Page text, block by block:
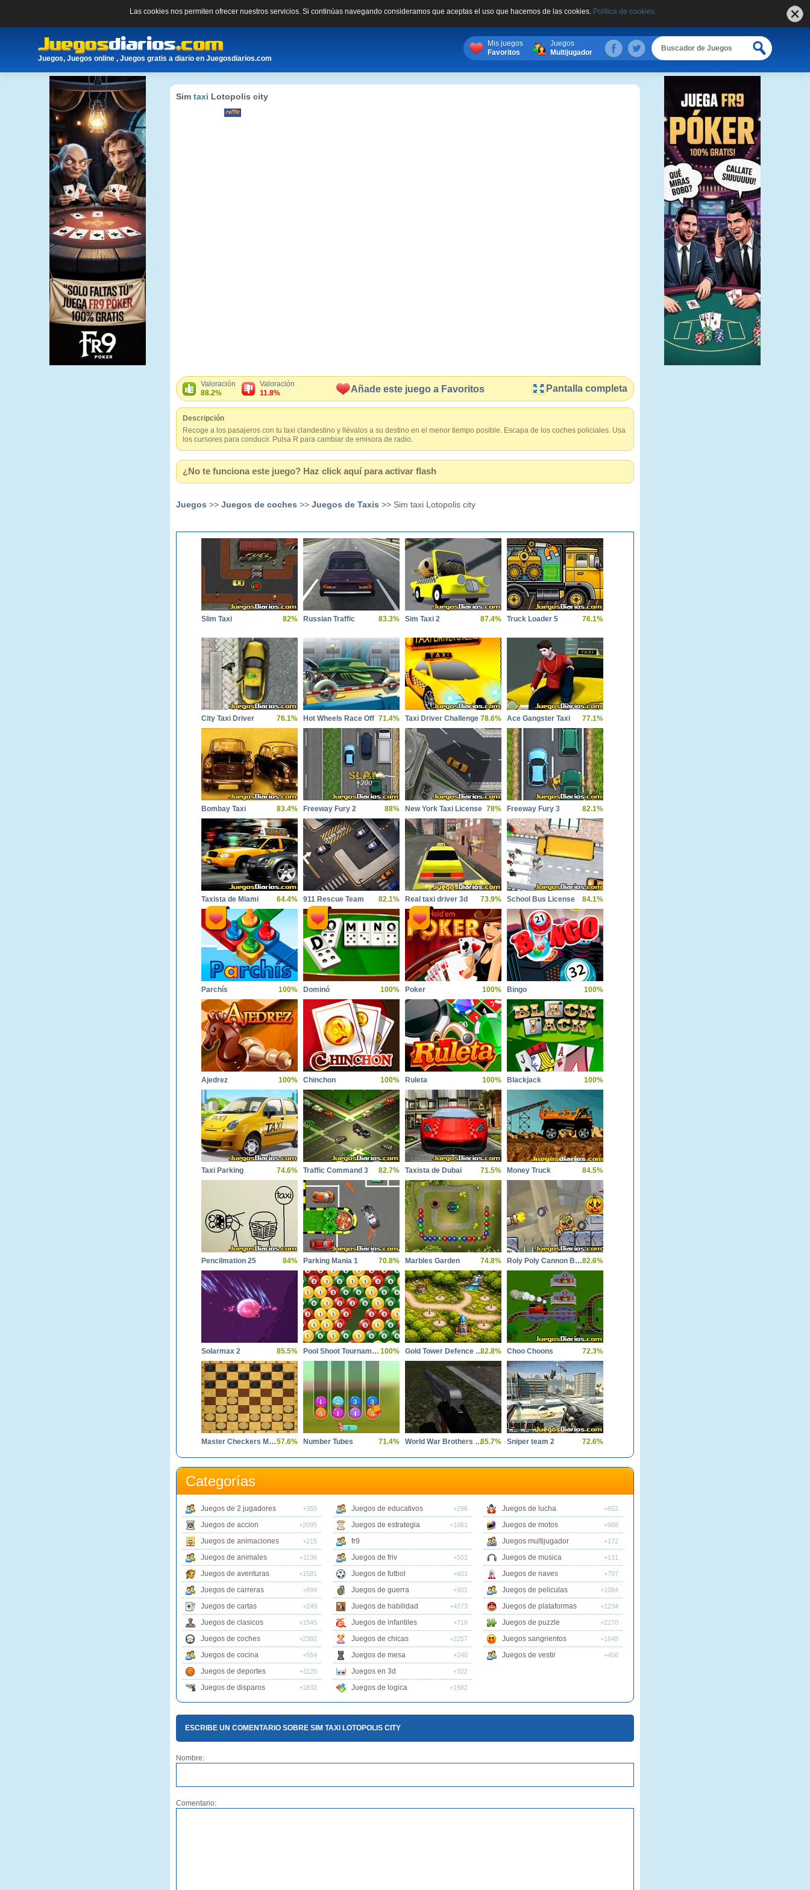
Las cookies nos permiten ofrecer nuestros servicios. Si continúas navegando consideramos que aceptas el uso que hacemos de las cookies. Política de cookies.
Juegos, Juegos online , Juegos gratis a diario en Juegosdiarios.com
Mis juegos
Favoritos
Juegos
Multijugador
Sim taxi Lotopolis city
Valoración
88.2%
Valoración
11.8%
Añade este juego a Favoritos Pantalla completa
Descripción
Recoge a los pasajeros con tu taxi clandestino y llévalos a su destino en el menor tiempo posible. Escapa de los coches policiales. Usa
los cursores para conducir. Pulsa R para cambiar de emisora de radio.
¿No te funciona este juego? Haz click aquí para activar flash
Juegos >> Juegos de coches >> Juegos de Taxis >> Sim taxi Lotopolis city
Slim Taxi 82% Russian Traffic 83.3% Sim Taxi 2 87.4% Truck Loader 5 76.1%
City Taxi Driver 76.1% Hot Wheels Race Off 71.4% Taxi Driver Challenge 78.6% Ace Gangster Taxi 77.1%
Bombay Taxi 83.4% Freeway Fury 2 88% New York Taxi License 78% Freeway Fury 3 82.1%
Taxista de Miami 64.4% 911 Rescue Team 82.1% Real taxi driver 3d 73.9% School Bus License 84.1%
Parchís 100% Dominó 100% Poker 100% Bingo 100%
Ajedrez 100% Chinchon 100% Ruleta 100% Blackjack 100%
Taxi Parking 74.6% Traffic Command 3 82.7% Taxista de Dubai 71.5% Money Truck 84.5%
Pencilmation 25 84% Parking Mania 1 70.8% Marbles Garden 74.8% Roly Poly Cannon BMP 282.6%
Solarmax 2 85.5% Pool Shoot Tournament 100% Gold Tower Defence Protect Your Gold82.8% Choo Choons 72.3%
Master Checkers Multiplayer57.6% Number Tubes 71.4% World War Brothers WW285.7% Sniper team 2 72.6%
Categorías
Juegos de 2 jugadores +355
Juegos de accion +2095
Juegos de animaciones +215
Juegos de animales +1136
Juegos de aventuras +1581
Juegos de carreras +894
Juegos de cartas +249
Juegos de clasicos +1545
Juegos de coches +2382
Juegos de cocina +554
Juegos de deportes +1125
Juegos de disparos +1832
Juegos de educativos +296
Juegos de estrategia +1061
fr9
Juegos de friv
+502
Juegos de futbol +601
Juegos de guerra +901
Juegos de habilidad +4273
Juegos de infantiles +718
Juegos de chicas +2257
Juegos de mesa +240
Juegos en 3d +322
Juegos de logica +1982
Juegos de lucha +652
Juegos de motos +988
Juegos multijugador +172
Juegos de musica +131
Juegos de naves +797
Juegos de peliculas +1084
Juegos de plataformas +1234
Juegos de puzzle +2270
Juegos sangrientos +1648
Juegos de vestir +456
ESCRIBE UN COMENTARIO SOBRE SIM TAXI LOTOPOLIS CITY
Nombre:
Comentario: